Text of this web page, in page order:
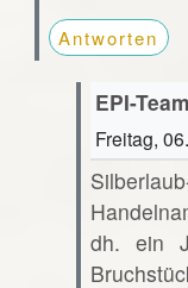
Antworten
EPI-
Freitag,
dh. ein